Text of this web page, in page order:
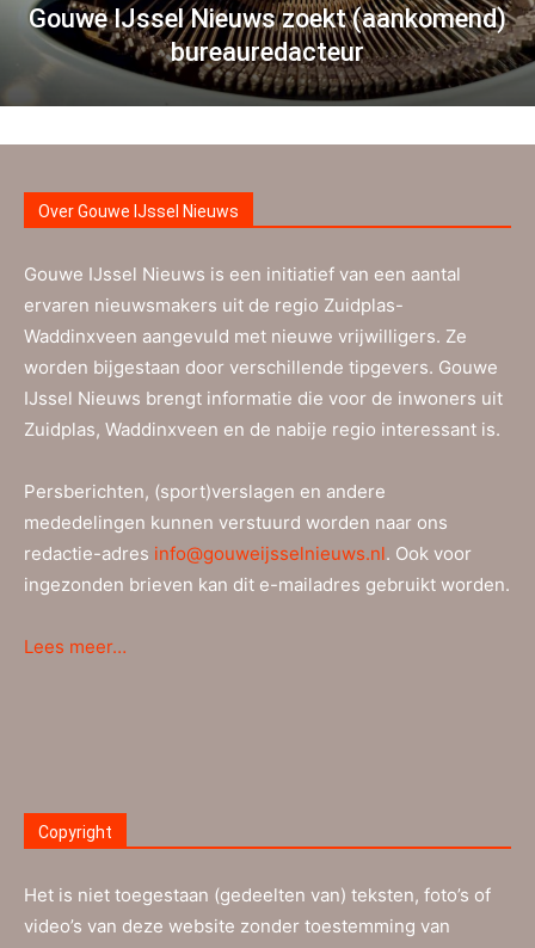
Gouwe IJssel Nieuws zoekt (aankomend)
bureauredacteur
Over Gouwe IJssel Nieuws
Gouwe IJssel Nieuws is een initiatief van een aantal
ervaren nieuwsmakers uit de regio Zuidplas-
Waddinxveen aangevuld met nieuwe vrijwilligers. Ze
worden bijgestaan door verschillende tipgevers. Gouwe
IJssel Nieuws brengt informatie die voor de inwoners uit
Zuidplas, Waddinxveen en de nabije regio interessant is.
Persberichten, (sport)verslagen en andere
mededelingen kunnen verstuurd worden naar ons
redactie-adres info@gouweijsselnieuws.nl. Ook voor
ingezonden brieven kan dit e-mailadres gebruikt worden.
Lees meer…
Copyright
Het is niet toegestaan (gedeelten van) teksten, foto’s of
video’s van deze website zonder toestemming van